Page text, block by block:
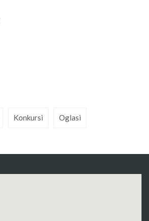
Konkursi Oglasi